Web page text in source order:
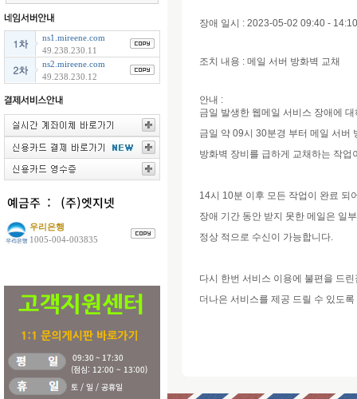
ns1.mireene.com
49.238.230.11
ns2.mireene.com
49.238.230.12
우리은행
1005-004-003835
장애 일시 : 2023-05-02 09:40 - 14:10
조치 내용 : 메일 서버 방화벽 교채
안내 :
금일 발생한 웹메일 서비스 장애에
금일 약 09시 30분경 부터 메일 서버
방화벽 장비를 급하게 교채하는 작업
14시 10분 이후 모든 작업이 완료 되
장애 기간 동안 받지 못한 메일은 일
정상 적으로 수신이 가능합니다.
다시 한번 서비스 이용에 불편을 드
더나은 서비스를 제공 드릴 수 있도